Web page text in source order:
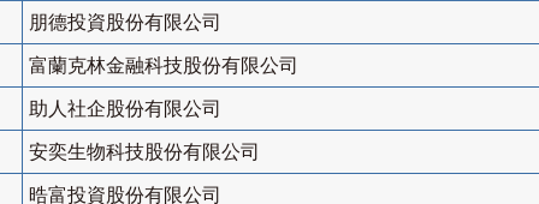
朋德投資股份有限公司
富蘭克林金融科技股份有限公司
助人社企股份有限公司
安奕生物科技股份有限公司
晧富投資股份有限公司